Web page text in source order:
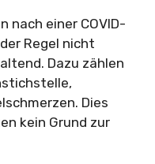
nach einer COVID-
Regel nicht
Dazu zählen
Dies
kein Grund zur